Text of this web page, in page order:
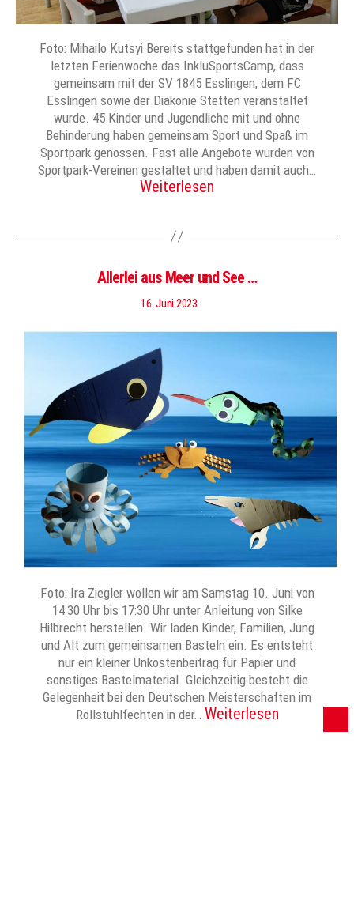
Foto: Mihailo Kutsyi Bereits stattgefunden hat in der
letzten Ferienwoche das InkluSportsCamp, dass
gemeinsam mit der SV 1845 Esslingen, dem FC
Esslingen sowie der Diakonie Stetten veranstaltet
wurde. 45 Kinder und Jugendliche mit und ohne
Behinderung haben gemeinsam Sport und Spaß im
Sportpark genossen. Fast alle Angebote wurden von
Sportpark-Vereinen gestaltet und haben damit auch…
Weiterlesen
Allerlei aus Meer und See …
16. Juni 2023
Foto: Ira Ziegler wollen wir am Samstag 10. Juni von
14:30 Uhr bis 17:30 Uhr unter Anleitung von Silke
Hilbrecht herstellen. Wir laden Kinder, Familien, Jung
und Alt zum gemeinsamen Basteln ein. Es entsteht
nur ein kleiner Unkostenbeitrag für Papier und
sonstiges Bastelmaterial. Gleichzeitig besteht die
Gelegenheit bei den Deutschen Meisterschaften im
Rollstuhlfechten in der… Weiterlesen